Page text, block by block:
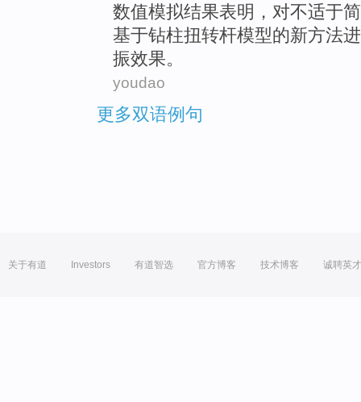
数值模拟结果表明 ， 对不适于
基于钻柱扭转杆模型的新方法
振效果。
youdao
更多双语例句
关于有道 Investors 有道智选 官方博客 技术博客 诚聘英才